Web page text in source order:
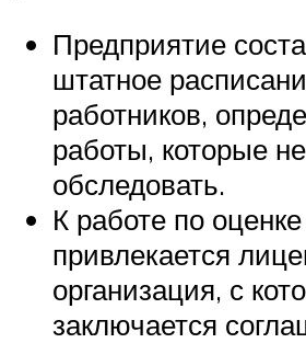
Предприятие
штатное
работников,
работы, которые
обследовать.
К работе по оценке
привлекается
организация, с
заключается